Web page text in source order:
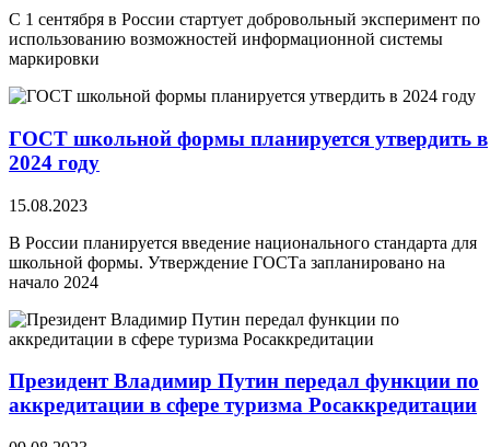
С 1 сентября в России стартует добровольный эксперимент по
использованию возможностей информационной системы
маркировки
ГОСТ школьной формы планируется утвердить в
2024 году
15.08.2023
В России планируется введение национального стандарта для
школьной формы. Утверждение ГОСТа запланировано на
начало 2024
Президент Владимир Путин передал функции по
аккредитации в сфере туризма Росаккредитации